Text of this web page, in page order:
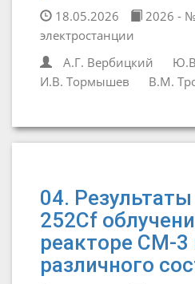
18.05.2026 2026 -
электростанции
А.Г. Вербицкий
И.В. Тормышев
В.М.
04.
252Cf
реакторе СМ-3
различного